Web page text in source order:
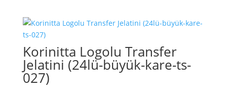
Korinitta Logolu Transfer
Jelatini (24lü-büyük-kare-ts-
027)